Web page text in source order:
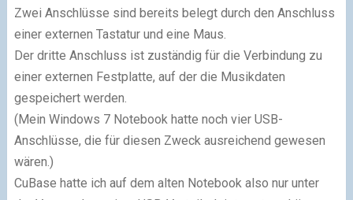
Zwei Anschlüsse sind bereits belegt durch den Anschluss
einer externen Tastatur und eine Maus.
Der dritte Anschluss ist zuständig für die Verbindung zu
einer externen Festplatte, auf der die Musikdaten
gespeichert werden.
(Mein Windows 7 Notebook hatte noch vier USB-
Anschlüsse, die für diesen Zweck aus­rei­chend gewesen
wären.)
CuBase hatte ich auf dem alten Notebook also nur unter